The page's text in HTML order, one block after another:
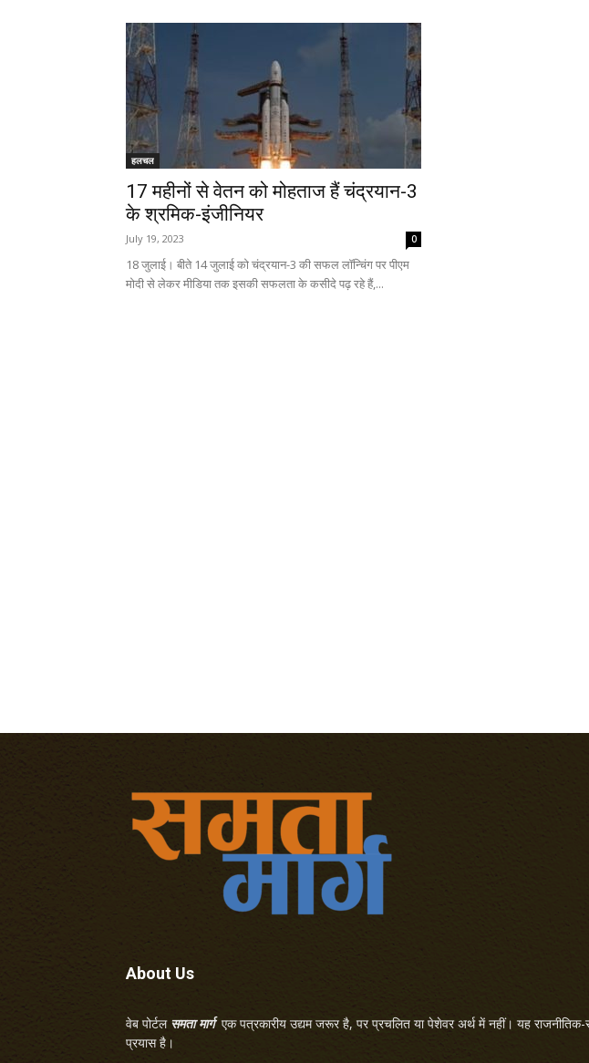
हलचल
17 महीनों से वेतन को मोहताज हैं चंद्रयान-3
के श्रमिक-इंजीनियर
July 19, 2023 0
18 जुलाई। बीते 14 जुलाई को चंद्रयान-3 की सफल लॉन्चिंग पर पीएम
मोदी से लेकर मीडिया तक इसकी सफलता के कसीदे पढ़ रहे हैं,...
About Us
वेब पोर्टल समता मार्गएक पत्रकारीय उद्यम जरूर है, पर प्रचलित या पेशेवर अर्थ में नहीं। यह राजनीतिक-
प्रयास है।